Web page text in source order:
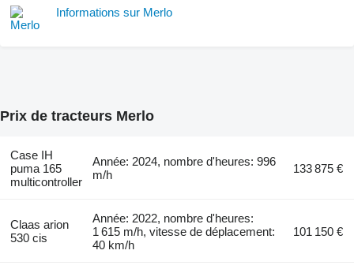
Informations sur Merlo
Prix de tracteurs Merlo
Case IH
puma 165
multicontroller
Année: 2024, nombre d'heures: 996
m/h
133 875 €
Claas arion
530 cis
Année: 2022, nombre d'heures:
1 615 m/h, vitesse de déplacement:
40 km/h
101 150 €